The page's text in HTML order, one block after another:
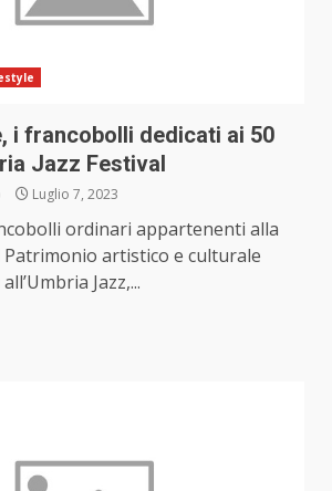
i francobolli dedicati ai 50
Jazz Festival
Luglio 7, 2023
ordinari appartenenti alla
Patrimonio artistico e culturale
Jazz,...